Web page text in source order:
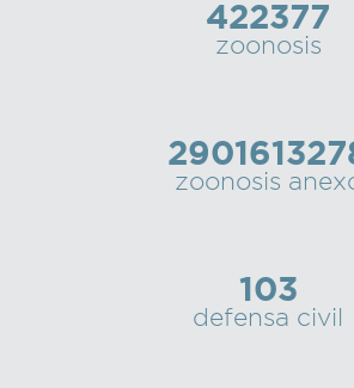
422377
zoonosis
zoonosis
103
defensa civil